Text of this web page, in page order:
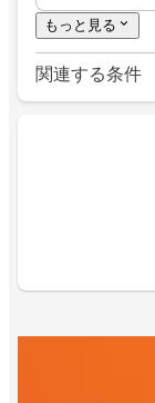
もっと見る
関連する条件